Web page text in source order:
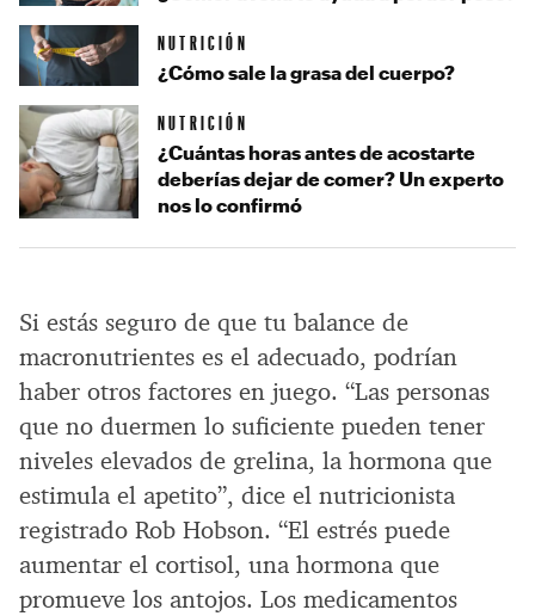
Si estás seguro de que tu balance de
macronutrientes es el adecuado, podrían
haber otros factores en juego. “Las personas
que no duermen lo suficiente pueden tener
niveles elevados de grelina, la hormona que
estimula el apetito”, dice el nutricionista
registrado Rob Hobson. “El estrés puede
aumentar el cortisol, una hormona que
promueve los antojos. Los medicamentos
NUTRICIÓN
¿Cómo sale la grasa del cuerpo?
NUTRICIÓN
¿Cuántas horas antes de acostarte
deberías dejar de comer? Un experto
nos lo confirmó